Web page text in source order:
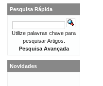
Pesquisa Rápida
Utilize palavras chave para
pesquisar Artigos.
Pesquisa Avançada
Novidades